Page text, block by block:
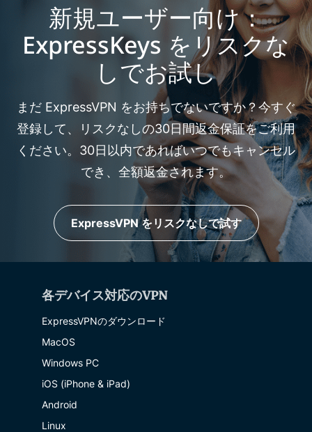
新規ユーザー向け：
ExpressKeys をリスクな
しでお試し
まだ ExpressVPN をお持ちでないですか？今すぐ
登録して、リスクなしの30日間返金保証をご利用
ください。30日以内であればいつでもキャンセル
でき、全額返金されます。
ExpressVPN をリスクなしで試す
各デバイス対応のVPN
ExpressVPNのダウンロード
MacOS
Windows PC
iOS (iPhone & iPad)
Android
Linux